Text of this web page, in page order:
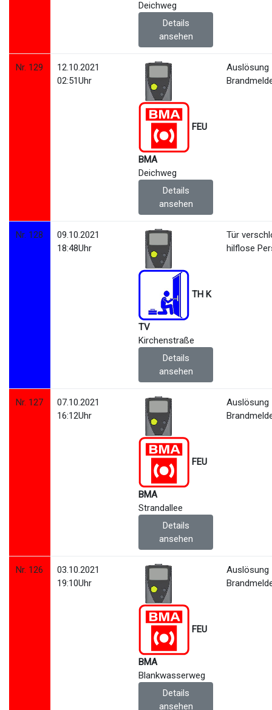
Deichweg
Details
ansehen
Nr. 129
12.10.2021
02:51Uhr
FEU
BMA
Deichweg
Details
ansehen
Auslösung
Nr. 128
09.10.2021
18:48Uhr
TH K
TV
Kirchenstraße
Details
ansehen
Tür
hilflose
Nr. 127
07.10.2021
16:12Uhr
FEU
BMA
Strandallee
Details
ansehen
Auslösung
Nr. 126
03.10.2021
19:10Uhr
FEU
BMA
Blankwasserweg
Details
ansehen
Auslösung